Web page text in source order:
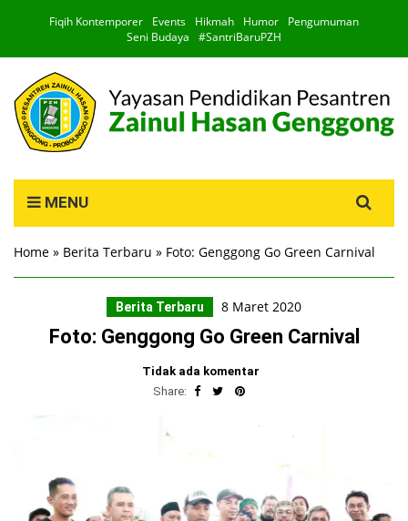
Fiqih Kontemporer Events Hikmah Humor
Pengumuman
Seni Budaya
#SantriBaruPZH
MENU
for:
Home » Berita Terbaru » Foto: Genggong Go Green Carnival
Berita Terbaru 8 Maret 2020
Foto: Genggong Go Green Carnival
Tidak ada komentar
Share: